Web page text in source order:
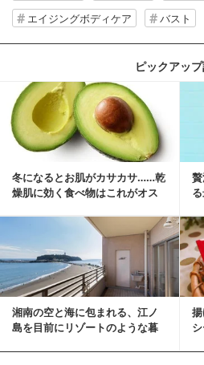
エイジングボディケア
バスト
ピックアッ
冬になるとお肌がカサカサ……乾
燥肌に効く食べ物はこれがオス
湘南の空と海に包まれる、江ノ
島を目前にリゾートのような暮